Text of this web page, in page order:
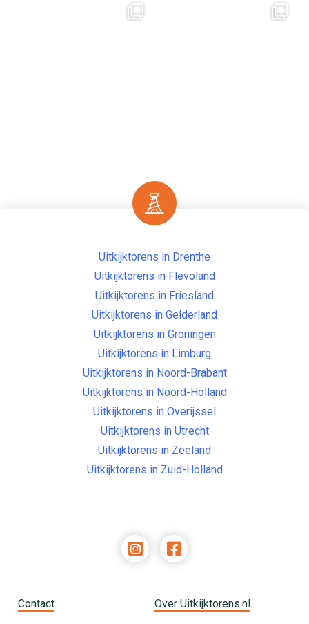
Contact Over Uitkijktorens.nl
Uitkijktorens in Drenthe
Uitkijktorens in Flevoland
Uitkijktorens in Friesland
Uitkijktorens in Gelderland
Uitkijktorens in Groningen
Uitkijktorens in Limburg
Uitkijktorens in Noord-Brabant
Uitkijktorens in Noord-Holland
Uitkijktorens in Overijssel
Uitkijktorens in Utrecht
Uitkijktorens in Zeeland
Uitkijktorens in Zuid-Holland